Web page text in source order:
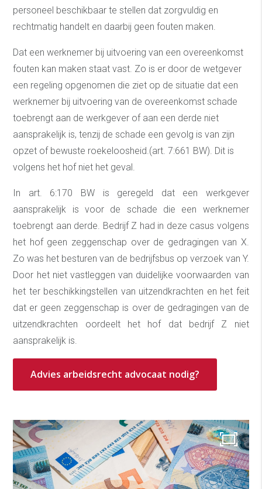
personeel beschikbaar te stellen dat zorgvuldig en
rechtmatig handelt en daarbij geen fouten maken.
Dat een werknemer bij uitvoering van een overeenkomst
fouten kan maken staat vast. Zo is er door de wetgever
een regeling opgenomen die ziet op de situatie dat een
werknemer bij uitvoering van de overeenkomst schade
toebrengt aan de werkgever of aan een derde niet
aansprakelijk is, tenzij de schade een gevolg is van zijn
opzet of bewuste roekeloosheid.(art. 7:661 BW). Dit is
volgens het hof niet het geval.
In art. 6:170 BW is geregeld dat een werkgever
aansprakelijk is voor de schade die een werknemer
toebrengt aan derde. Bedrijf Z had in deze casus volgens
het hof geen zeggenschap over de gedragingen van X.
Zo was het besturen van de bedrijfsbus op verzoek van Y.
Door het niet vastleggen van duidelijke voorwaarden van
het ter beschikkingstellen van uitzendkrachten en het feit
dat er geen zeggenschap is over de gedragingen van de
uitzendkrachten oordeelt het hof dat bedrijf Z niet
aansprakelijk is.
Advies arbeidsrecht advocaat nodig?